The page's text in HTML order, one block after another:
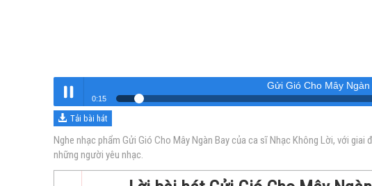
Nghe
Gửi Gió Cho Mây Ngàn
0:16
Gửi Gió Cho Mây Ngàn Bay
Tải bài hát
Nghe nhạc phẩm Gửi Gió Cho Mây Ngàn Bay của ca sĩ Nhạc Không Lời, với
những người yêu nhạc.